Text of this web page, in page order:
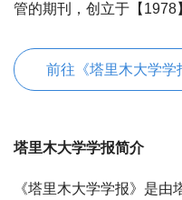
管的期刊，创立于【1978
前往《塔里木大学学
塔里木大学学报简介
《塔里木大学学报》是